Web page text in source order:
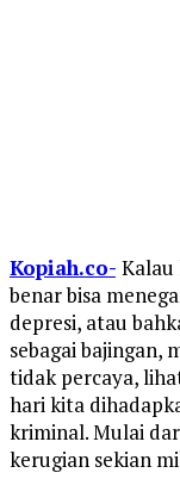
Kopiah.co- Kalau
benar bisa
depresi, atau
sebagai bajingan,
tidak percaya,
hari kita
kriminal. Mulai
kerugian sekian